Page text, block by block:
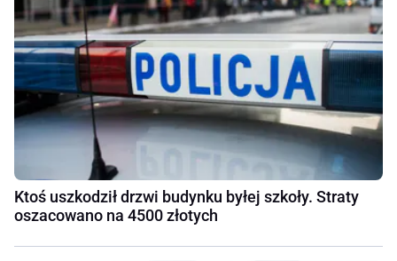
Ktoś uszkodził drzwi budynku byłej szkoły. Straty
oszacowano na 4500 złotych